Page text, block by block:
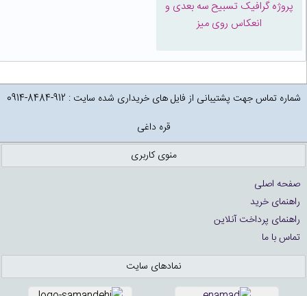
پروژه گرافیک تسبیح سه بعدی و
انعکاس روی میز
شماره تماس جهت پشتیبانی از فایل های خریداری شده سایت : 912-8484-0914
قره داغی
منوی کاربری
صفحه اصلی
راهنمای خرید
راهنمای پرداخت آنلاین
تماس با ما
نمادهای سایت